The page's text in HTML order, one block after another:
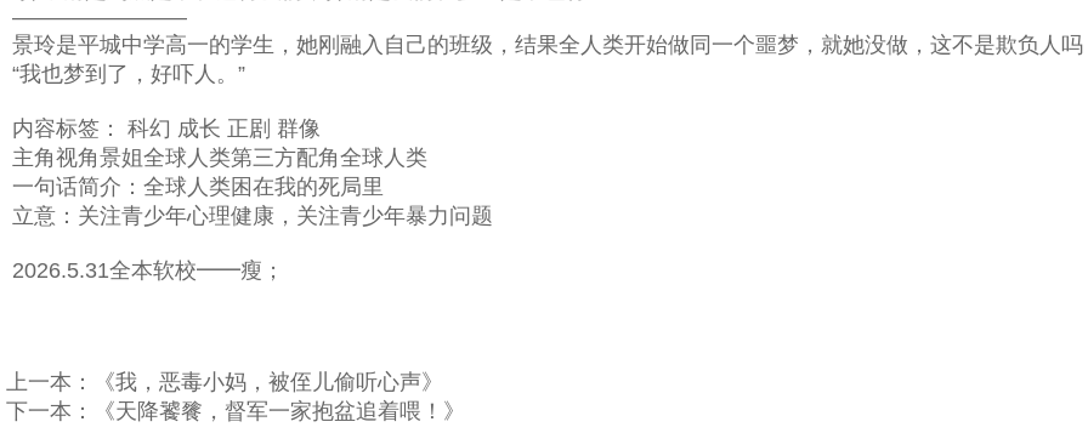
————————
景玲是平城中学高一的学生，她刚融入自己的班级，结果全人类开始做同一个噩梦，就她没做，这不是欺负人吗
“我也梦到了，好吓人。”
内容标签： 科幻 成长 正剧 群像
主角视角景姐全球人类第三方配角全球人类
一句话简介：全球人类困在我的死局里
立意：关注青少年心理健康，关注青少年暴力问题
2026.5.31全本软校━━瘦；
上一本：
《我，恶毒小妈，被侄儿偷听心声》
下一本：
《天降饕餮，督军一家抱盆追着喂！》